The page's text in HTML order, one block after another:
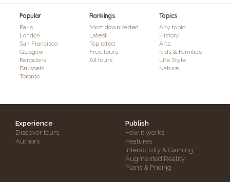
Popular
Paris
London
San Francisco
Glasgow
Barcelona
Brussels
Toronto
Rankings
Most downloaded
Latest
Top rated
Free tours
All tours
Topics
Any topic
History
Arts
Kids & Families
Life Style
Nature
Experience
Discover tours
Authors
Publish
How it works
Features
Interactivity & Gaming
Augmented Reality
Plans & Pricing